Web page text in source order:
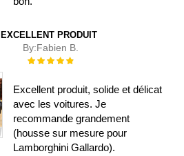
EXCELLENT PRODUIT
By:Fabien B.
Évaluation :
Excellent produit, solide et délicat
avec les voitures. Je
recommande grandement
(housse sur mesure pour
Lamborghini Gallardo).